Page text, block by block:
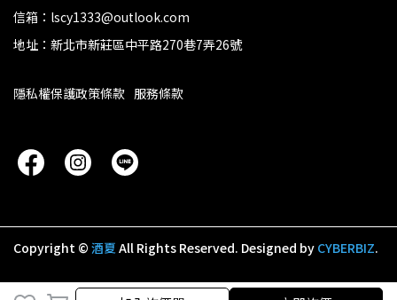
信箱：lscy1333@outlook.com
地址：新北市新莊區中平路270巷7弄26號
隱私權保護政策條款 服務條款
Copyright © 酒夏All Rights Reserved. Designed by CYBERBIZ.